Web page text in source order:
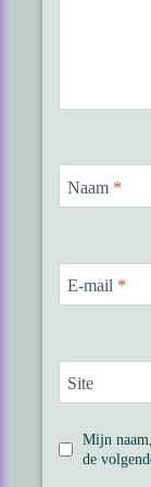
Naam *
E-mail *
Site
Mijn
de